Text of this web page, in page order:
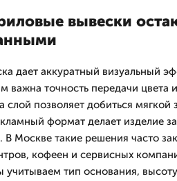
вывески
дает аккуратный визуальный
важна точность передачи
позволяет добиться мягкой
формат делает изделие
Москве такие решения часто
кофеен и сервисных
учитываем тип основания,